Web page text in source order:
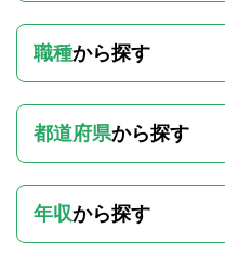
職種から探す
都道府県から探す
年収から探す